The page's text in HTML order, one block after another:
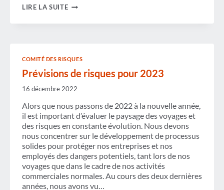
LIRE LA SUITELE
GBTA
PUBLIE
UNE
MISE
À
DU
GUIDE
D'APPEL
D'OFFRES
SUR
LA
GESTION
DES
RISQUES
LIÉS
COMITÉ DES RISQUES
Prévisions de risques pour 2023
16 décembre 2022
Alors que nous passons de 2022 à la nouvelle année,
il est important d’évaluer le paysage des voyages et
des risques en constante évolution. Nous devons
nous concentrer sur le développement de processus
solides pour protéger nos entreprises et nos
employés des dangers potentiels, tant lors de nos
voyages que dans le cadre de nos activités
commerciales normales. Au cours des deux dernières
années, nous avons vu…